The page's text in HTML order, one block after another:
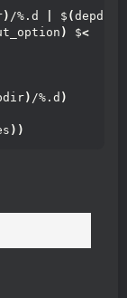
) /%.d $ (depdir
) $<
) /%.d )
))